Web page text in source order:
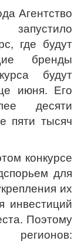
Агентство
запустило
где будут
бренды
будут
июня. Его
десяти
пяти тысяч
конкурсе
для
их
инвестиций
Поэтому